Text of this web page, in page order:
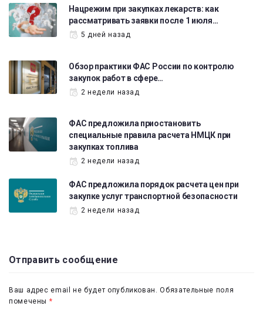
Нацрежим при закупках лекарств: как
рассматривать заявки после 1 июля…
5 дней назад
Обзор практики ФАС России по контролю
закупок работ в сфере…
2 недели назад
ФАС предложила приостановить
специальные правила расчета НМЦК при
закупках топлива
2 недели назад
ФАС предложила порядок расчета цен при
закупке услуг транспортной безопасности
2 недели назад
Отправить сообщение
Ваш адрес email не будет опубликован. Обязательные поля
помечены *